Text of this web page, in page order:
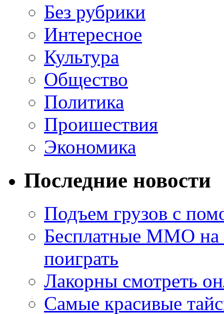
Без рубрики
Интересное
Культура
Общество
Политика
Проишествия
Экономика
Последние новости
Подъем грузов с
Бесплатные MMO
поиграть
Лакорны смотреть
Самые красивые